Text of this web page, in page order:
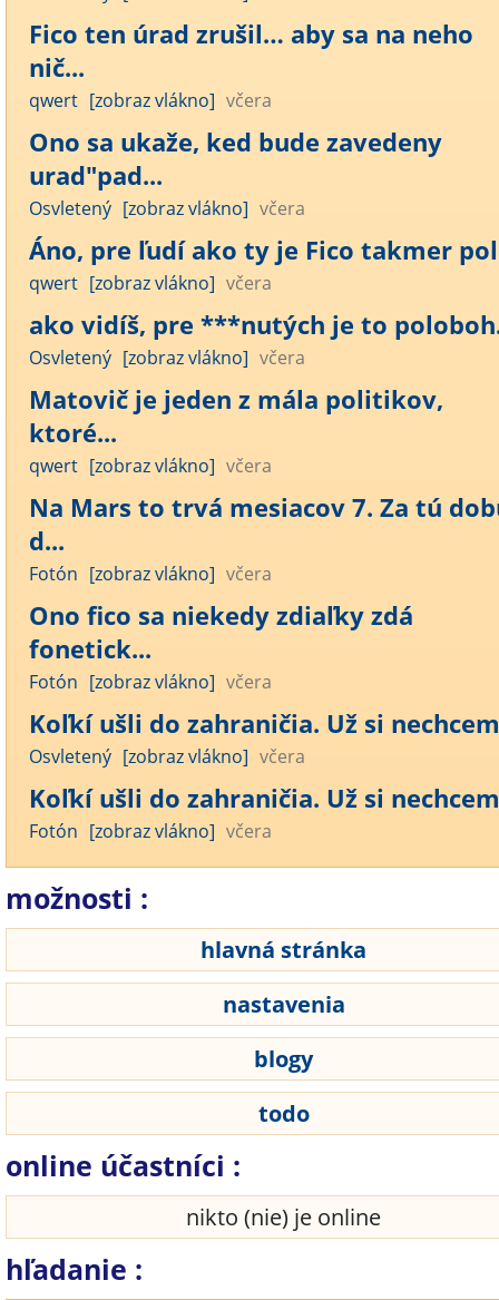
Fico ten úrad zrušil… aby sa na neho
nič...
qwert [zobraz vlákno] včera
Ono sa ukaže, ked bude zavedeny
urad"pad...
Osvletený [zobraz vlákno] včera
Áno, pre ľudí ako ty je Fico takmer
qwert [zobraz vlákno] včera
ako vidíš, pre ***nutých je to
Osvletený [zobraz vlákno] včera
Matovič je jeden z mála politikov,
ktoré...
qwert [zobraz vlákno] včera
Na Mars to trvá mesiacov 7. Za tú
d...
Fotón [zobraz vlákno] včera
Ono fico sa niekedy zdiaľky zdá
fonetick...
Fotón [zobraz vlákno] včera
Koľkí ušli do zahraničia. Už si
Osvletený [zobraz vlákno] včera
Koľkí ušli do zahraničia. Už si
Fotón [zobraz vlákno] včera
možnosti :
hlavná stránka
nastavenia
blogy
todo
online účastníci :
nikto (nie) je online
hľadanie :